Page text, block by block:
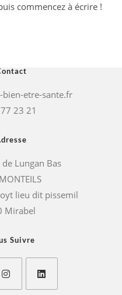
commencez à écrire !
bien-etre-sante.fr
23 21
Lungan Bas
lieu dit pissemil
Mirabel
Suivre